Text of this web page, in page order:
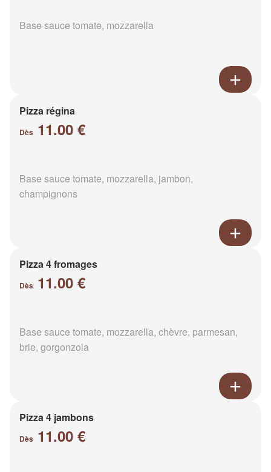
Base sauce tomate, mozzarella
Pizza régina
Dès 11.00 €
Base sauce tomate, mozzarella, jambon,
champignons
Pizza 4 fromages
Dès 11.00 €
Base sauce tomate, mozzarella, chèvre, parmesan,
brie, gorgonzola
Pizza 4 jambons
Dès 11.00 €